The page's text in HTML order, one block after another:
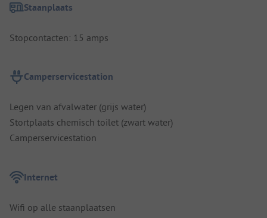
Staanplaats
Stopcontacten: 15 amps
Camperservicestation
Legen van afvalwater (grijs water)
Stortplaats chemisch toilet (zwart water)
Camperservicestation
Internet
Wifi op alle staanplaatsen